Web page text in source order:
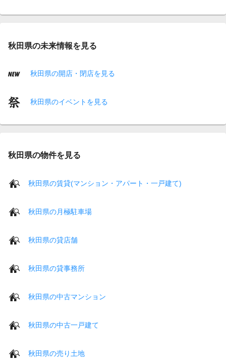
秋田県の未来情報を見る
秋田県の開店・閉店を見る
秋田県のイベントを見る
秋田県の物件を見る
秋田県の賃貸(マンション・アパート・一戸建て)
秋田県の月極駐車場
秋田県の貸店舗
秋田県の貸事務所
秋田県の中古マンション
秋田県の中古一戸建て
秋田県の売り土地